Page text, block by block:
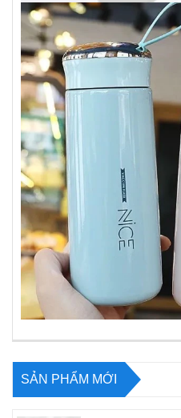
SẢN PHẨM MỚI